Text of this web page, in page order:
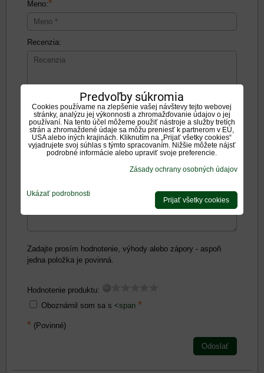
Meno:*
Recenzia:
Pozitíva:
Zadajte prosím hodnotenie, výhody alebo zápory - aspoň
jedna položka je povinná.
Hodnotenie produktu:
Oboznámil som sa s <span *
* (Povinné)
Odoslať
Predvoľby súkromia
Cookies používame na zlepšenie vašej návštevy tejto webovej
stránky, analýzu jej výkonnosti a zhromažďovanie údajov o jej
používaní. Na tento účel môžeme použiť nástroje a služby tretích
strán a zhromaždené údaje sa môžu preniesť k partnerom v EÚ,
USA alebo iných krajinách. Kliknutím na „Prijať všetky cookies“
vyjadrujete svoj súhlas s týmto spracovaním. Nižšie môžete nájsť
podrobné informácie alebo upraviť svoje preferencie.
Zásady ochrany osobných údajov
Ukázať podrobnosti
Prijať všetky cookies